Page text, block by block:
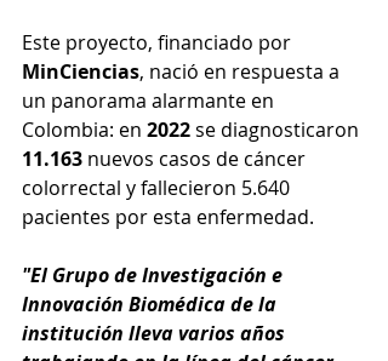
Este proyecto, financiado por
MinCiencias, nació en respuesta a
un panorama alarmante en
Colombia: en 2022 se diagnosticaron
11.163 nuevos casos de cáncer
colorrectal y fallecieron 5.640
pacientes por esta enfermedad.
"El Grupo de Investigación e
Innovación Biomédica de la
institución lleva varios años